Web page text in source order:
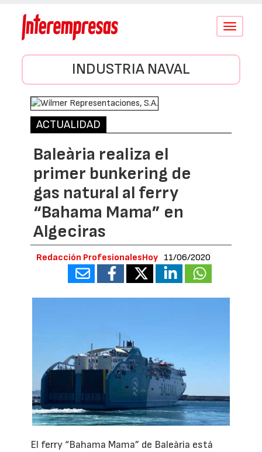
Conmutar
INDUSTRIA NAVAL
ACTUALIDAD
Baleària realiza el
primer bunkering de
gas natural al ferry
“Bahama Mama” en
Algeciras
Redacción ProfesionalesHoy 11/06/2020
El ferry “Bahama Mama” de Baleària está